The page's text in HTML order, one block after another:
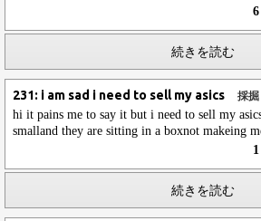
続きを読む
231: i am sad i need to sell my asics 採掘
hi it pains me to say it but i need to sell my
smalland they are sitting in a boxnot makeing
続きを読む